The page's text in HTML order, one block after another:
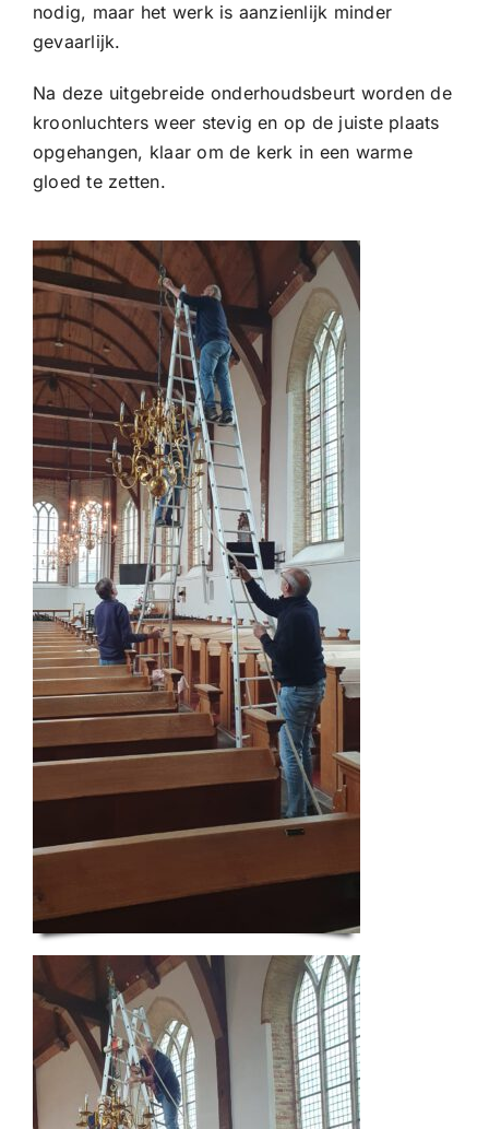
nodig, maar het werk is aanzienlijk minder
gevaarlijk.
Na deze uitgebreide onderhoudsbeurt worden de
kroonluchters weer stevig en op de juiste plaats
opgehangen, klaar om de kerk in een warme
gloed te zetten.